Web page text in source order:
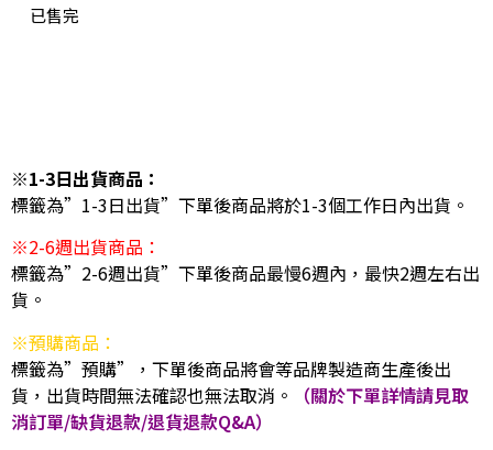
已售完
※1-3日出貨商品：
標籤為”1-3日出貨”下單後商品將於1-3個工作日內出貨。
※2-6週出貨商品：
標籤為”2-6週出貨”下單後商品最慢6週內，最快2週左右出
貨。
※預購商品：
標籤為”預購”，下單後商品將會等品牌製造商生產後出
貨，出貨時間無法確認也無法取消。
（關於下單詳情請見取
消訂單/缺貨退款/退貨退款Q&A）